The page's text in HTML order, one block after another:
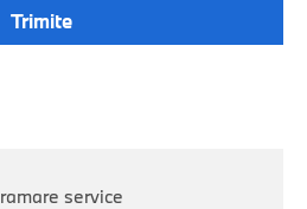
service